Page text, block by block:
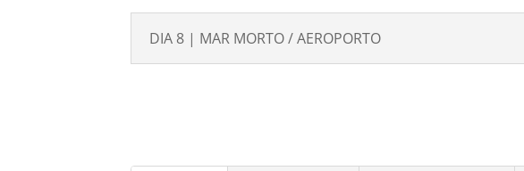
DIA 8 | MAR MORTO / AEROPORTO